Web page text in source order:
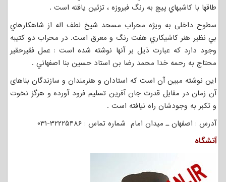
طاقها با كاشيهاي پيچ به رنگ فيروزه ، تزئين يافته است .
سطوح داخلی به ویژه محراب مسحد شیخ لطف اله از شاهکارهاي
بي نظير هنر کاشيکاري هفت رنگ و معرق است. در محراب دو كتيبه
وجود دارد كه عبارت ذيل بر آنها نوشته شده است : عمل فقيرحقير
محتاج به رحمه خدا محمد رضا بن استاد حسين بنا اصفهاني .
این نوشته مبین آن است که استادان و هنرمندان و سازندگان بناهای
آن زمان در مقابل قدرت جان آفرين تسليم فرود آورده و هرگز نخوت
و تکبر به وجودشان راه نيافته است .
آدرس : اصفهان ـ میدان امام شماره تماس : ۳۲۲۲۵۴۸۶-۰۳۱
آتشگاه